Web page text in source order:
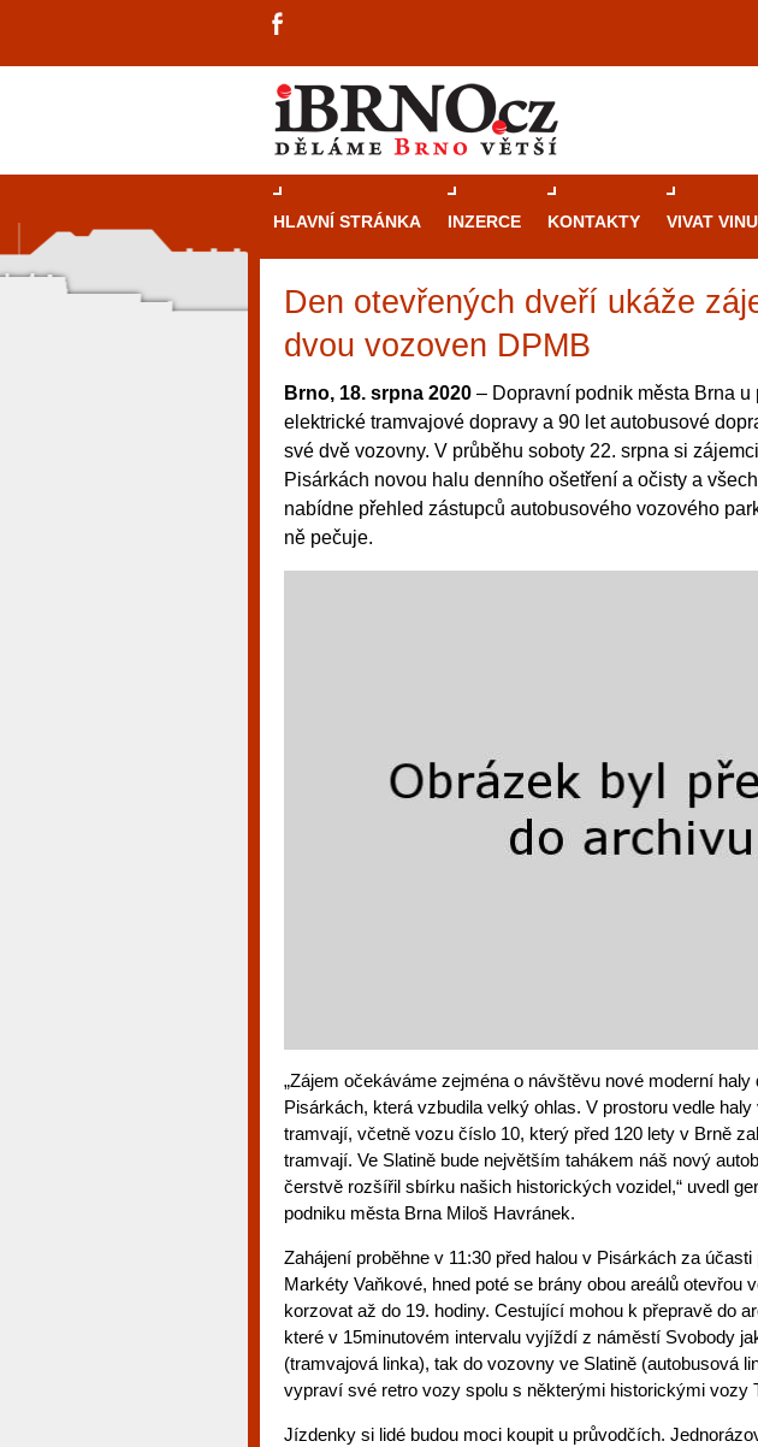
HLAVNÍ STRÁNKA INZERCE KONTAKTY VIVAT
Den otevřených dveří ukáže
dvou vozoven DPMB
Brno, 18. srpna 2020 – Dopravní podnik města Brna
elektrické tramvajové dopravy a 90 let autobusové
své dvě vozovny. V průběhu soboty 22. srpna si
Pisárkách novou halu denního ošetření a očisty a
nabídne přehled zástupců autobusového vozového
ně pečuje.
„Zájem očekáváme zejména o návštěvu nové moderní
Pisárkách, která vzbudila velký ohlas. V prostoru vedle
tramvají, včetně vozu číslo 10, který před 120 lety v Brně
tramvají. Ve Slatině bude největším tahákem náš nový
čerstvě rozšířil sbírku našich historických vozidel,“ uvedl
podniku města Brna Miloš Havránek.
Zahájení proběhne v 11:30 před halou v Pisárkách za
Markéty Vaňkové, hned poté se brány obou areálů otevřou
korzovat až do 19. hodiny. Cestující mohou k přepravě do
které v 15minutovém intervalu vyjíždí z náměstí Svobody
(tramvajová linka), tak do vozovny ve Slatině (autobusová
vypraví své retro vozy spolu s některými historickými vozy
Jízdenky si lidé budou moci koupit u průvodčích.
Průvodce
Brno je městem
restaurace, divadla
místem, kde si
různé kasinové
metropoli naleznete
rulety až po
návštěvníky, tak pro příležitostné hráče. V...